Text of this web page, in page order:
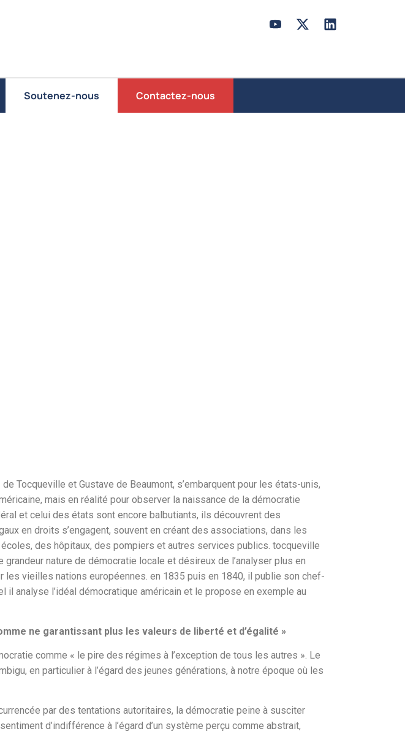
Soutenez-nous Contactez-nous
Tocqueville et Gustave de Beaumont, s’embarquent pour les états-unis,
mais en réalité pour observer la naissance de la démocratie
et celui des états sont encore balbutiants, ils découvrent des
en droits s’engagent, souvent en créant des associations, dans les
des hôpitaux, des pompiers et autres services publics. tocqueville
nature de démocratie locale et désireux de l’analyser plus en
les vieilles nations européennes. en 1835 puis en 1840, il publie son chef-
il analyse l’idéal démocratique américain et le propose en exemple au
ne garantissant plus les valeurs de liberté et d’égalité »
comme « le pire des régimes à l’exception de tous les autres ». Le
en particulier à l’égard des jeunes générations, à notre époque où les
par des tentations autoritaires, la démocratie peine à susciter
d’indifférence à l’égard d’un système perçu comme abstrait,